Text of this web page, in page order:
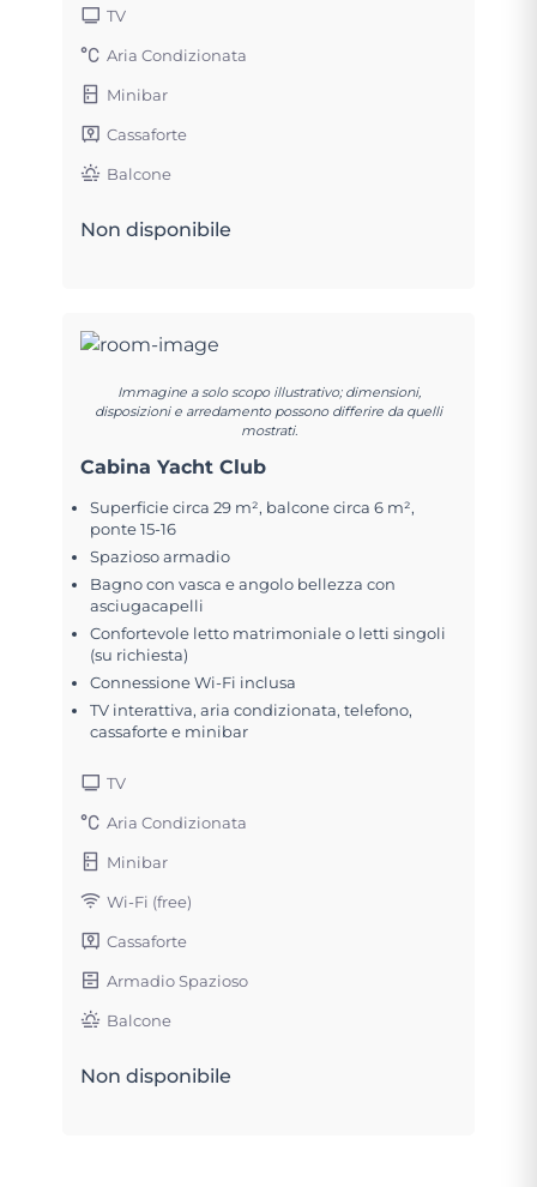
TV
Aria Condizionata
Minibar
Cassaforte
Balcone
Non disponibile
Immagine a solo scopo illustrativo; dimensioni,
disposizioni e arredamento possono differire da quelli
mostrati.
Cabina Yacht Club
Superficie circa 29 m², balcone circa 6 m²,
ponte 15-16
Spazioso armadio
Bagno con vasca e angolo bellezza con
asciugacapelli
Confortevole letto matrimoniale o letti singoli
(su richiesta)
Connessione Wi-Fi inclusa
TV interattiva, aria condizionata, telefono,
cassaforte e minibar
TV
Aria Condizionata
Minibar
Wi-Fi (free)
Cassaforte
Armadio Spazioso
Balcone
Non disponibile